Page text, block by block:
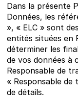
Dans la présente
Données, les
», « ELC » sont
entités situées en
déterminer les
de vos données à
Responsable de
« Responsable
de détails.